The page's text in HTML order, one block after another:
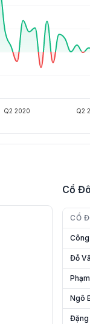
Q2 2020 Q2
Cổ
CỔ
Công
Đỗ
Ngô
Đặng